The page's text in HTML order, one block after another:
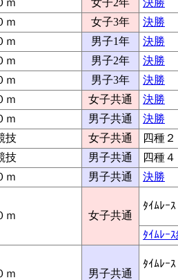
ｍ 女子3年
決勝
ｍ 男子1年
決勝
ｍ 男子2年
決勝
ｍ 男子3年
決勝
ｍ 女子共通
決勝
ｍ 男子共通
決勝
技 女子共通
四種
技 男子共通
四種
ｍ 男子共通
決勝
ｍ
女子共通
ﾀｲﾑﾚｰｽ
ﾀｲﾑﾚｰ
ｍ
男子共通
ﾀｲﾑﾚｰｽ